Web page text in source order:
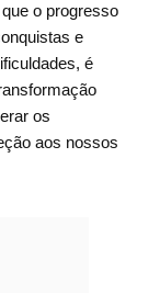
o progresso
e
é
os
aos nossos